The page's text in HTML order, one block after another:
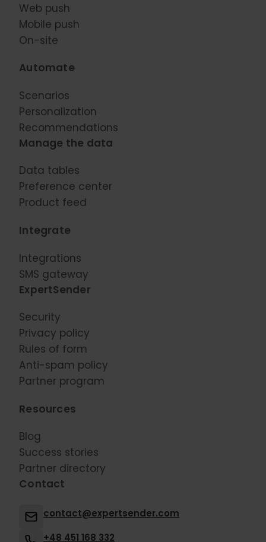
Web push
Mobile push
On-site
Automate
Scenarios
Personalization
Recommendations
Manage the data
Data tables
Preference center
Product feed
Integrate
Integrations
SMS gateway
ExpertSender
Security
Privacy policy
Rules of form
Anti-spam policy
Partner program
Resources
Blog
Success stories
Partner directory
Contact
contact@expertsender.com
+48 451 168 332